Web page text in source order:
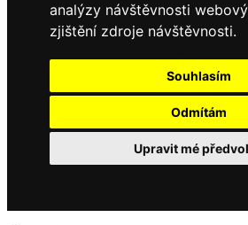
analýzy návštěvnosti
zjištění zdroje návštěvnosti.
Souhlasím
Odmítám
Upravit mé